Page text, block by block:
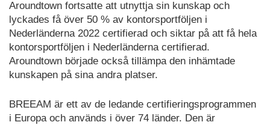
Aroundtown fortsatte att utnyttja sin kunskap och
lyckades få över 50 % av kontorsportföljen i
Nederländerna 2022 certifierad och siktar på att få hela
kontorsportföljen i Nederländerna certifierad.
Aroundtown började också tillämpa den inhämtade
kunskapen på sina andra platser.
BREEAM är ett av de ledande certifieringsprogrammen
i Europa och används i över 74 länder. Den är